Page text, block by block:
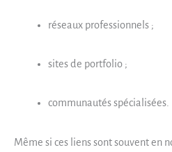
réseaux professionnels ;
sites de portfolio ;
communautés spécialisées.
Même si ces liens sont souvent en